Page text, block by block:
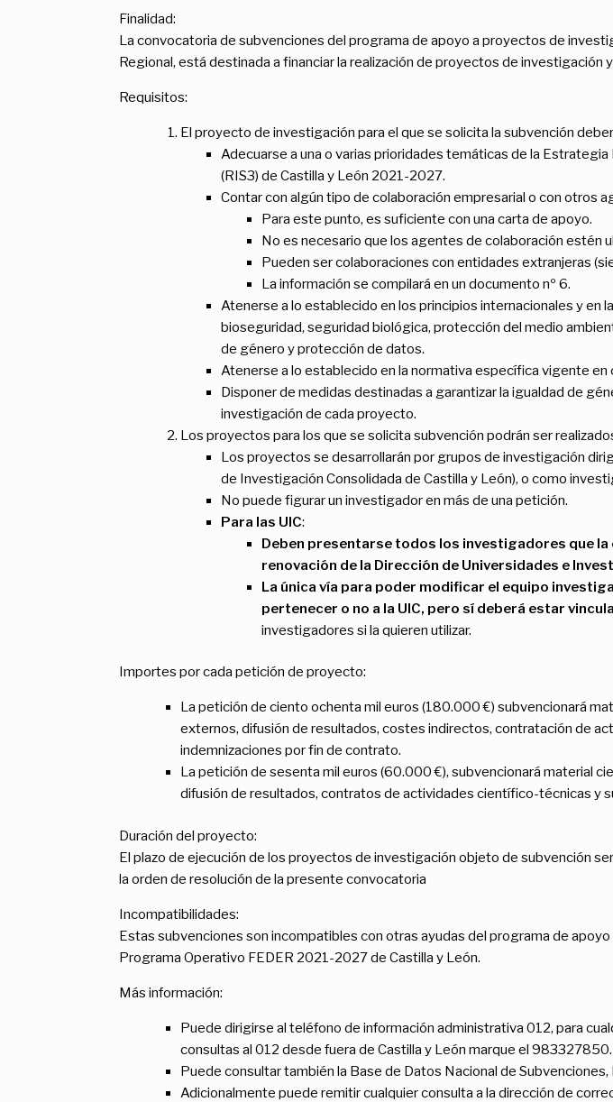
Finalidad:
La convocatoria de subvenciones del programa de apoyo a proyectos de
Regional, está destinada a financiar la realización de proyectos de investigación
Requisitos:
El proyecto de investigación para el que se solicita la subvención
Adecuarse a una o varias prioridades temáticas de la
(RIS3) de Castilla y León 2021-2027.
Contar con algún tipo de colaboración empresarial o con otros
Para este punto, es suficiente con una carta de apoyo.
No es necesario que los agentes de colaboración estén
Pueden ser colaboraciones con entidades extranjeras
La información se compilará en un documento nº 6.
Atenerse a lo establecido en los principios internacionales y en
bioseguridad, seguridad biológica, protección del medio
de género y protección de datos.
Atenerse a lo establecido en la normativa específica vigente en
Disponer de medidas destinadas a garantizar la igualdad de
investigación de cada proyecto.
Los proyectos para los que se solicita subvención podrán ser
Los proyectos se desarrollarán por grupos de investigación
de Investigación Consolidada de Castilla y León), o como
No puede figurar un investigador en más de una petición.
Para las UIC:
Deben presentarse todos los investigadores que
renovación de la Dirección de Universidades e
La única vía para poder modificar el equipo
pertenecer o no a la UIC, pero sí deberá estar
investigadores si la quieren utilizar.
Importes por cada petición de proyecto:
La petición de ciento ochenta mil euros (180.000 €) subvencionará
externos, difusión de resultados, costes indirectos, contratación de
indemnizaciones por fin de contrato.
La petición de sesenta mil euros (60.000 €), subvencionará material
difusión de resultados, contratos de actividades científico-técnicas y
Duración del proyecto:
El plazo de ejecución de los proyectos de investigación objeto de subvención
la orden de resolución de la presente convocatoria
Incompatibilidades:
Estas subvenciones son incompatibles con otras ayudas del programa de
Programa Operativo FEDER 2021-2027 de Castilla y León.
Más información:
Puede dirigirse al teléfono de información administrativa 012, para
consultas al 012 desde fuera de Castilla y León marque el 983327850.
Puede consultar también la Base de Datos Nacional de
Adicionalmente puede remitir cualquier consulta a la dirección de